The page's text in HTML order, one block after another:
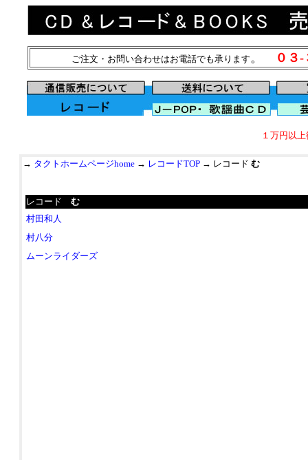
ご注文・お問い合わせはお電話でも承ります。 ０３
１万円以
→ タクトホームページhome→ レコードTOP → レコード む
レコード む
村田和人
村八分
ムーンライダーズ